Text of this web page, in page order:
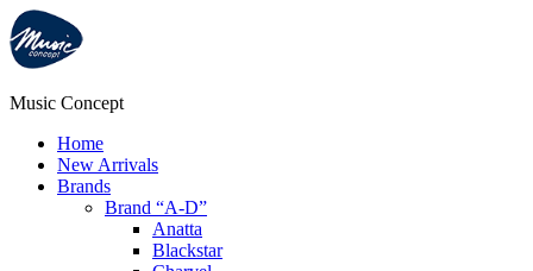
Music Concept
Home
New Arrivals
Brands
Brand “A-D”
Anatta
Blackstar